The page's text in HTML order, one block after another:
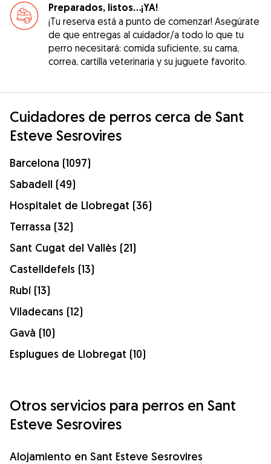
Preparados, listos...¡YA!
¡Tu reserva está a punto de comenzar! Asegúrate
de que entregas al cuidador/a todo lo que tu
perro necesitará: comida suficiente, su cama,
correa, cartilla veterinaria y su juguete favorito.
Cuidadores de perros cerca de Sant
Esteve Sesrovires
Barcelona (1097)
Sabadell (49)
Hospitalet de Llobregat (36)
Terrassa (32)
Sant Cugat del Vallès (21)
Castelldefels (13)
Rubí (13)
Viladecans (12)
Gavà (10)
Esplugues de Llobregat (10)
Otros servicios para perros en Sant
Esteve Sesrovires
Alojamiento en Sant Esteve Sesrovires